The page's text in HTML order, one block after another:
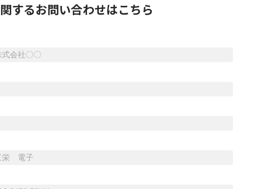
するお問い合わせはこちら